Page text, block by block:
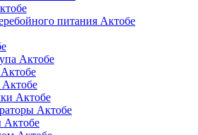
питания Актобе
Актобе
Актобе
Актобе
Актобе